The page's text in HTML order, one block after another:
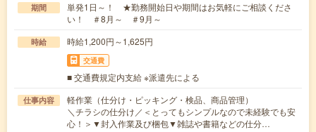
期間
単発1日～！ ★勤務開始日や期間はお気軽にご相談くださ
い！ ＃8月～ ＃9月～
時給 時給1,200円～1,625円
交通費
■ 交通費規定内支給 ※派遣先による
仕事内容
軽作業（仕分け・ピッキング・検品、商品管理）
＼チラシの仕分け／＜とってもシンプルなので未経験でも安
心！＞▼封入作業及び梱包▼雑誌や書籍などの仕分…